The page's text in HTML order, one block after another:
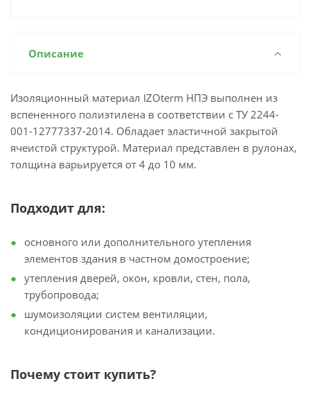
Описание
Изоляционный материал IZOterm НПЭ выполнен из
вспененного полиэтилена в соответствии с ТУ 2244-
001-12777337-2014. Обладает эластичной закрытой
ячеистой структурой. Материал представлен в рулонах,
толщина варьируется от 4 до 10 мм.
Подходит для:
основного или дополнительного утепления
элементов здания в частном домостроение;
утепления дверей, окон, кровли, стен, пола,
трубопровода;
шумоизоляции систем вентиляции,
кондиционирования и канализации.
Почему стоит купить?